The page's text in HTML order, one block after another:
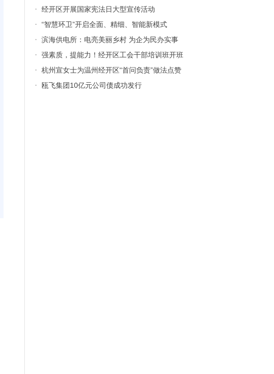
·
经开区开展国家宪法日大型宣传活动
·
“智慧环卫”开启全面、精细、智能新模式
·
滨海供电所：电亮美丽乡村 为企为民办实事
·
强素质，提能力！经开区工会干部培训班开班
·
杭州宣女士为温州经开区“首问负责”做法点赞
·
瓯飞集团10亿元公司债成功发行